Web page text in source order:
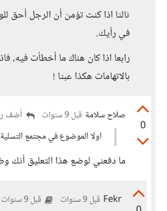
ثالثا اذا كنت تؤمن أن الرجل أحق
في رأيك.
رابعا اذا كان هناك ما أخطأت فيه،
بالاتهامات هكذا عبثا !
0
صلاح سلامة قبل 9 سنوات
أضف
اولا الموضوع في مجتمع
ما دفعني لوضع هذا التعليق أنك
Fekr قبل 9 سنوات قبل 9 سنوات